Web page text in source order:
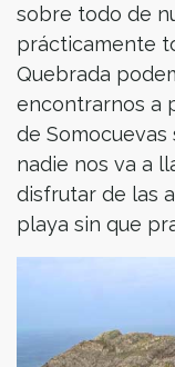
sobre todo de
prácticamente
Quebrada
encontrarnos a
de
nadie nos va a
disfrutar de las
playa sin que